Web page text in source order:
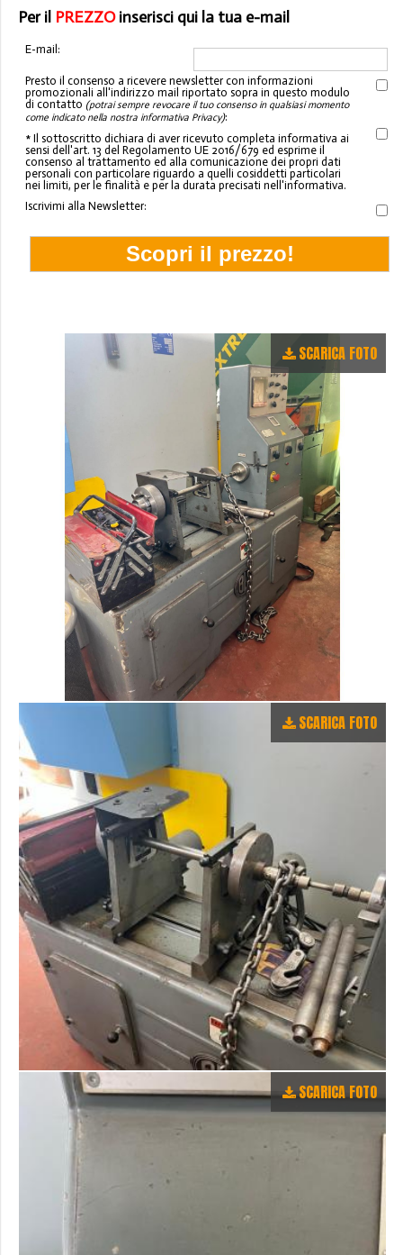
Per il PREZZOinserisci qui la tua e-mail
E-mail:
Presto il consenso a ricevere newsletter con informazioni
promozionali all'indirizzo mail riportato sopra in questo modulo
di contatto (potrai sempre revocare il tuo consenso in qualsiasi momento
come indicato nella nostra informativa Privacy):
* Il sottoscritto dichiara di aver ricevuto completa informativa ai
sensi dell'art. 13 del Regolamento UE 2016/679 ed esprime il
consenso al trattamento ed alla comunicazione dei propri dati
personali con particolare riguardo a quelli cosiddetti particolari
nei limiti, per le finalità e per la durata precisati nell'informativa.
Iscrivimi alla Newsletter:
SCARICA FOTO
SCARICA FOTO
SCARICA FOTO